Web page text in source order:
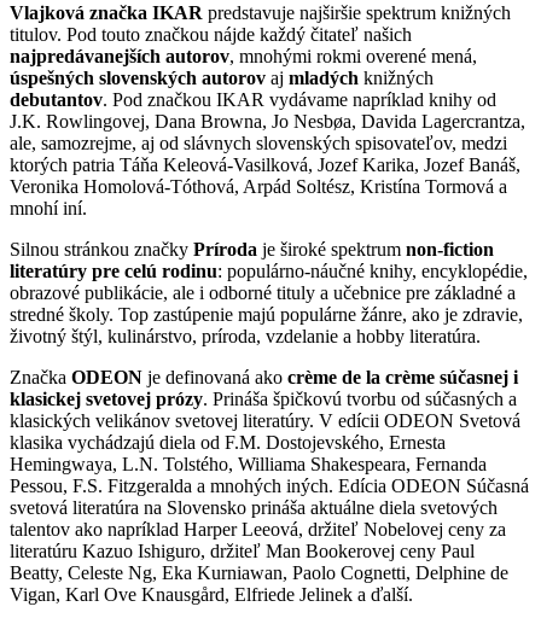
Vlajková značka IKAR predstavuje najširšie spektrum knižných
titulov. Pod touto značkou nájde každý čitateľ našich
najpredávanejších autorov, mnohými rokmi overené mená,
úspešných slovenských autorov aj mladých knižných
debutantov. Pod značkou IKAR vydávame napríklad knihy od
J.K. Rowlingovej, Dana Browna, Jo Nesbøa, Davida Lagercrantza,
ale, samozrejme, aj od slávnych slovenských spisovateľov, medzi
ktorých patria Táňa Keleová-Vasilková, Jozef Karika, Jozef Banáš,
Veronika Homolová-Tóthová, Arpád Soltész, Kristína Tormová a
mnohí iní.
Silnou stránkou značky Príroda je široké spektrum non-fiction
literatúry pre celú rodinu: populárno-náučné knihy, encyklopédie,
obrazové publikácie, ale i odborné tituly a učebnice pre základné a
stredné školy. Top zastúpenie majú populárne žánre, ako je zdravie,
životný štýl, kulinárstvo, príroda, vzdelanie a hobby literatúra.
Značka ODEON je definovaná ako crème de la crème súčasnej i
klasickej svetovej prózy. Prináša špičkovú tvorbu od súčasných a
klasických velikánov svetovej literatúry. V edícii ODEON Svetová
klasika vychádzajú diela od F.M. Dostojevského, Ernesta
Hemingwaya, L.N. Tolstého, Williama Shakespeara, Fernanda
Pessou, F.S. Fitzgeralda a mnohých iných. Edícia ODEON Súčasná
svetová literatúra na Slovensko prináša aktuálne diela svetových
talentov ako napríklad Harper Leeová, držiteľ Nobelovej ceny za
literatúru Kazuo Ishiguro, držiteľ Man Bookerovej ceny Paul
Beatty, Celeste Ng, Eka Kurniawan, Paolo Cognetti, Delphine de
Vigan, Karl Ove Knausgård, Elfriede Jelinek a ďalší.